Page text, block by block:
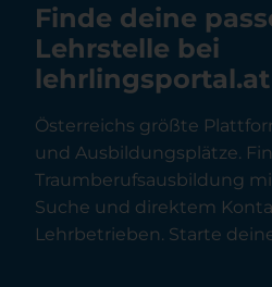
Finde deine
Lehrstelle bei
lehrlingsportal.at
Österreichs größte
und Ausbildungsplätze.
Traumberufsausbildung
Suche und direktem
Lehrbetrieben. Starte